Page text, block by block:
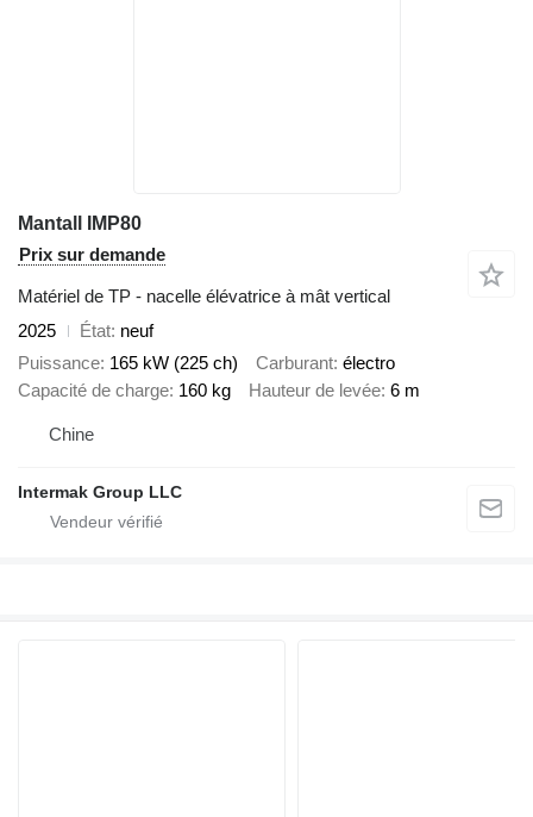
Mantall IMP80
Prix sur demande
Matériel de TP - nacelle élévatrice à mât vertical
2025
État neuf
Puissance 165 kW (225 ch) Carburant électro
Capacité de charge 160 kg Hauteur de levée 6 m
Chine
Intermak Group LLC